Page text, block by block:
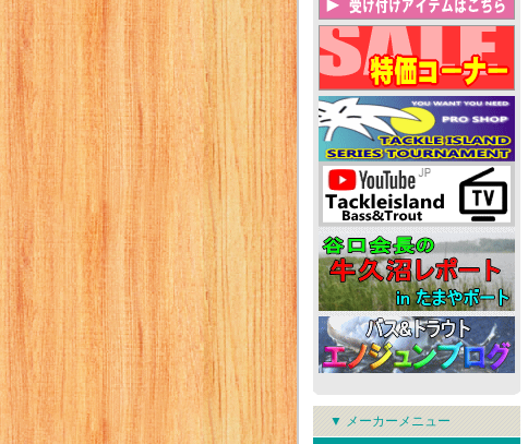
▼ メーカーメニュー